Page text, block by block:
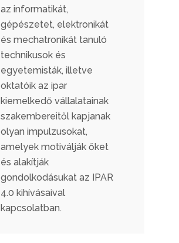
az informatikát,
gépészetet, elektronikát
és mechatronikát tanuló
technikusok és
egyetemisták, illetve
oktatóik az ipar
kiemelkedő vállalatainak
szakembereitől kapjanak
olyan impulzusokat,
amelyek motiválják őket
és alakítják
gondolkodásukat az IPAR
4.0 kihívásaival
kapcsolatban.